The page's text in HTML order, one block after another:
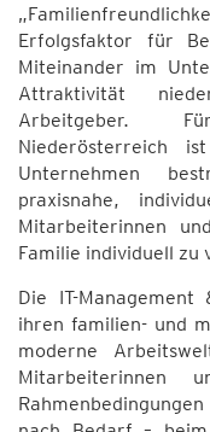
Erfolgsfaktor für
Miteinander im
Attraktivität
Arbeitgeber.
Niederösterreich
Unternehmen
praxisnahe,
Mitarbeiterinnen
Familie individuell zu
Die IT-
ihren familien- und
moderne
Mitarbeiterinnen